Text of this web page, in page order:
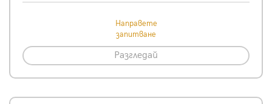
Направете
запитване
Разгледай